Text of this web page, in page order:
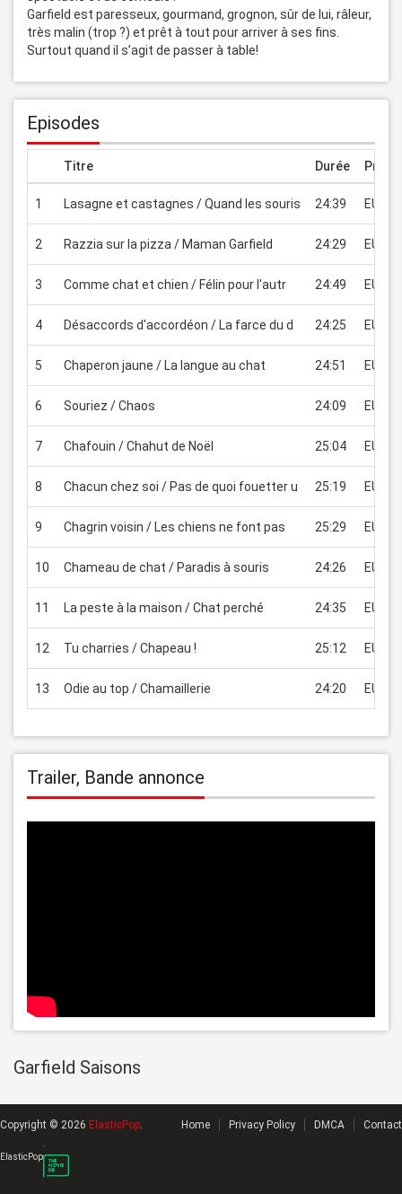
Garfield est paresseux, gourmand, grognon, sûr de lui, râleur,
très malin (trop ?) et prêt à tout pour arriver à ses fins.
Surtout quand il s’agit de passer à table!
Episodes
Titre Durée Prix
1 Lasagne et castagnes / Quand les souris 24:39 EUR
2 Razzia sur la pizza / Maman Garfield 24:29 EUR
3 Comme chat et chien / Félin pour l'autr 24:49 EUR
4 Désaccords d'accordéon / La farce du d 24:25 EUR
5 Chaperon jaune / La langue au chat 24:51 EUR
6 Souriez / Chaos 24:09 EUR
7 Chafouin / Chahut de Noël 25:04 EUR
8 Chacun chez soi / Pas de quoi fouetter u 25:19 EUR
9 Chagrin voisin / Les chiens ne font pas 25:29 EUR
10 Chameau de chat / Paradis à souris 24:26 EUR
11 La peste à la maison / Chat perché 24:35 EUR
12 Tu charries / Chapeau ! 25:12 EUR
13 Odie au top / Chamaillerie 24:20 EUR
Trailer, Bande annonce
Garfield Saisons
Copyright © 2026 ElasticPop. Home Privacy Policy DMCA Contact
ElasticPop
.